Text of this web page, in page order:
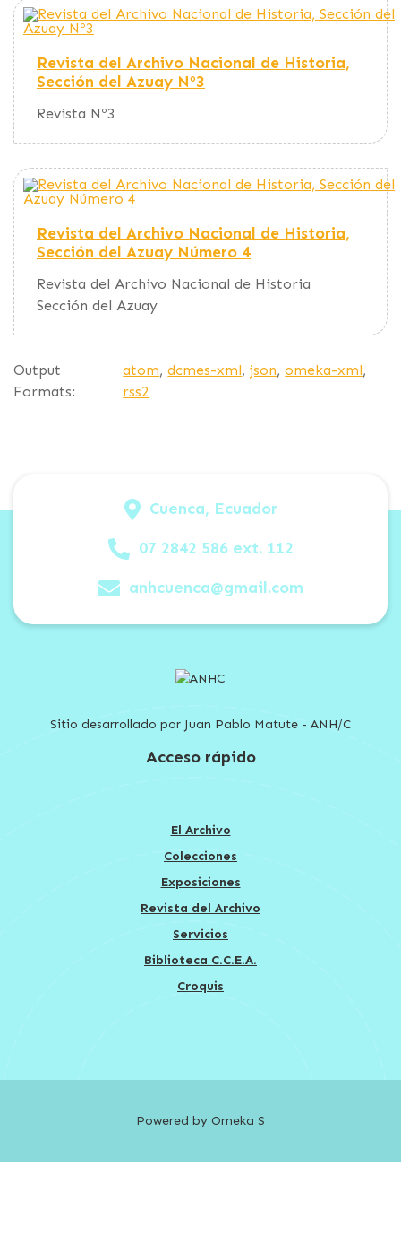
Revista del Archivo Nacional de Historia,
Sección del Azuay Nº3
Revista Nº3
Revista del Archivo Nacional de Historia,
Sección del Azuay Número 4
Revista del Archivo Nacional de Historia
Sección del Azuay
Output
Formats:
atom,dcmes-xml,json,omeka-xml,
rss2
Cuenca, Ecuador
07 2842 586 ext. 112
anhcuenca@gmail.com
Sitio desarrollado por Juan Pablo Matute - ANH/C
Acceso rápido
El Archivo
Colecciones
Exposiciones
Revista del Archivo
Servicios
Biblioteca C.C.E.A.
Croquis
Powered by Omeka S